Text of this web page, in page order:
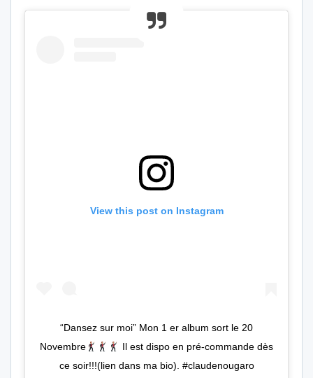
View this post on Instagram
“Dansez sur moi” Mon 1 er album sort le 20
Novembre
Il est dispo en pré-commande dès
ce soir!!!(lien dans ma bio). #claudenougaro